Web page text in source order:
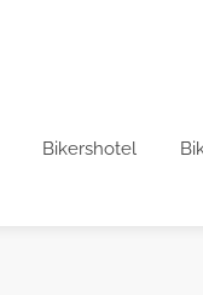
Bikershotel